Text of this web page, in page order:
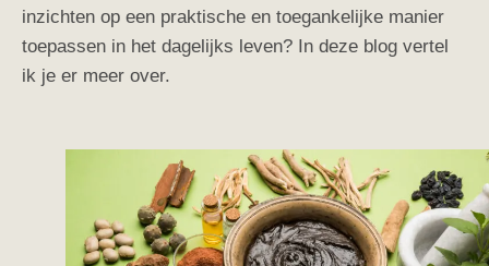
inzichten op een praktische en toegankelijke manier
toepassen in het dagelijks leven? In deze blog vertel
ik je er meer over.